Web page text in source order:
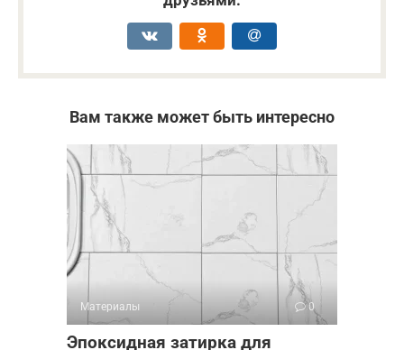
Вам также может быть интересно
Материалы 0
Эпоксидная затирка для